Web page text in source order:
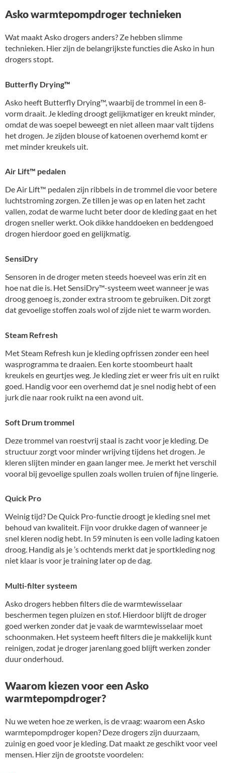
Asko warmtepompdroger technieken
Wat maakt Asko drogers anders? Ze hebben slimme
technieken. Hier zijn de belangrijkste functies die Asko in hun
drogers stopt.
Butterfly Drying™
Asko heeft Butterfly Drying™, waarbij de trommel in een 8-
vorm draait. Je kleding droogt gelijkmatiger en kreukt minder,
omdat de was soepel beweegt en niet alleen maar valt tijdens
het drogen. Je zijden blouse of katoenen overhemd komt er
met minder kreukels uit.
Air Lift™ pedalen
De Air Lift™ pedalen zijn ribbels in de trommel die voor betere
luchtstroming zorgen. Ze tillen je was op en laten het zacht
vallen, zodat de warme lucht beter door de kleding gaat en het
drogen sneller werkt. Ook dikke handdoeken en beddengoed
drogen hierdoor goed en gelijkmatig.
SensiDry
Sensoren in de droger meten steeds hoeveel was erin zit en
hoe nat die is. Het SensiDry™-systeem weet wanneer je was
droog genoeg is, zonder extra stroom te gebruiken. Dit zorgt
dat gevoelige stoffen zoals wol of zijde niet te warm worden.
Steam Refresh
Met Steam Refresh kun je kleding opfrissen zonder een heel
wasprogramma te draaien. Een korte stoombeurt haalt
kreukels en geurtjes weg. Je kleding ziet er weer fris uit en ruikt
goed. Handig voor een overhemd dat je snel nodig hebt of een
jurk die naar rook ruikt na een avond uit.
Soft Drum trommel
Deze trommel van roestvrij staal is zacht voor je kleding. De
structuur zorgt voor minder wrijving tijdens het drogen. Je
kleren slijten minder en gaan langer mee. Je merkt het verschil
vooral bij gevoelige spullen zoals wollen truien of fijne lingerie.
Quick Pro
Weinig tijd? De Quick Pro-functie droogt je kleding snel met
behoud van kwaliteit. Fijn voor drukke dagen of wanneer je
snel kleren nodig hebt. In 59 minuten is een volle lading katoen
droog. Handig als je ’s ochtends merkt dat je sportkleding nog
niet klaar is voor je training later op de dag.
Multi-filter systeem
Asko drogers hebben filters die de warmtewisselaar
beschermen tegen pluizen en stof. Hierdoor blijft de droger
goed werken zonder dat je vaak de warmtewisselaar moet
schoonmaken. Het systeem heeft filters die je makkelijk kunt
reinigen, zodat je droger jarenlang goed blijft werken zonder
duur onderhoud.
Waarom kiezen voor een Asko
warmtepompdroger?
Nu we weten hoe ze werken, is de vraag: waarom een Asko
warmtepompdroger kopen? Deze drogers zijn duurzaam,
zuinig en goed voor je kleding. Dat maakt ze geschikt voor veel
mensen. Hier zijn de grootste voordelen: